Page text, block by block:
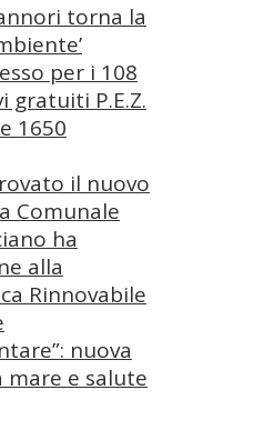
torna la
per i 108
gratuiti P.E.Z.
1650
il nuovo
Comunale
ha
alla
Rinnovabile
nuova
e salute